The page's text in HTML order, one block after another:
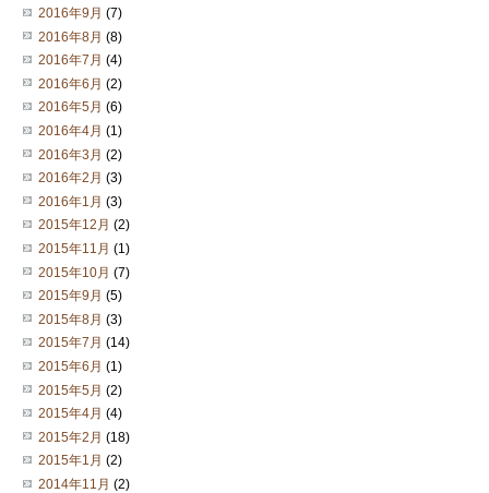
2016年9月 (7)
2016年8月 (8)
2016年7月 (4)
2016年6月 (2)
2016年5月 (6)
2016年4月 (1)
2016年3月 (2)
2016年2月 (3)
2016年1月 (3)
2015年12月 (2)
2015年11月 (1)
2015年10月 (7)
2015年9月 (5)
2015年8月 (3)
2015年7月 (14)
2015年6月 (1)
2015年5月 (2)
2015年4月 (4)
2015年2月 (18)
2015年1月 (2)
2014年11月 (2)